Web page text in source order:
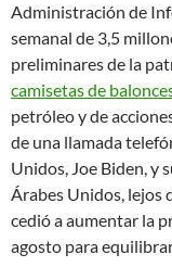
Administración de
semanal de 3,5
preliminares de la
camisetas de
petróleo y de
de una llamada
Unidos, Joe Biden, y
Árabes Unidos, lejos
cedió a aumentar la
agosto para